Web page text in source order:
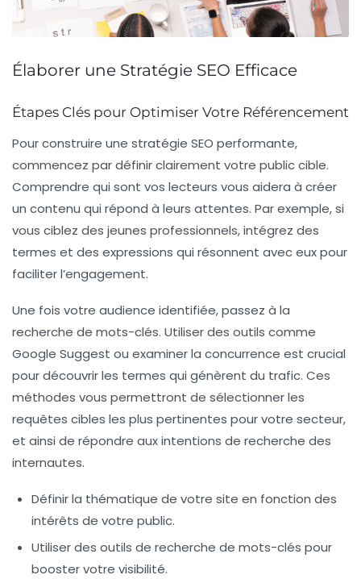
Élaborer une Stratégie SEO Efficace
Étapes Clés pour Optimiser Votre Référencement
Pour construire une stratégie SEO performante,
commencez par définir clairement votre public cible.
Comprendre qui sont vos lecteurs vous aidera à créer
un contenu qui répond à leurs attentes. Par exemple, si
vous ciblez des jeunes professionnels, intégrez des
termes et des expressions qui résonnent avec eux pour
faciliter l’engagement.
Une fois votre audience identifiée, passez à la
recherche de mots-clés. Utiliser des outils comme
Google Suggest ou examiner la concurrence est crucial
pour découvrir les termes qui génèrent du trafic. Ces
méthodes vous permettront de sélectionner les
requêtes cibles les plus pertinentes pour votre secteur,
et ainsi de répondre auxintentions de recherche des
internautes.
Définir la thématique de votre site en fonction des
intérêts de votre public.
Utiliser des outils de recherche de mots-clés pour
booster votre visibilité.